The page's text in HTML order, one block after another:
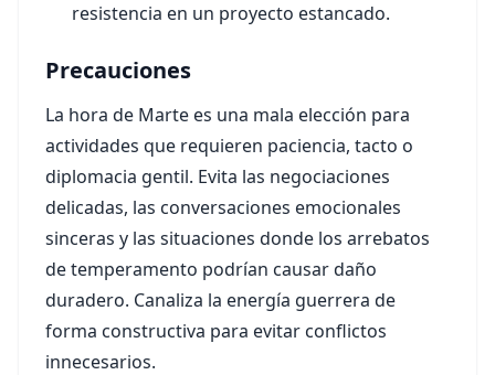
resistencia en un proyecto estancado.
Precauciones
La hora de Marte es una mala elección para
actividades que requieren paciencia, tacto o
diplomacia gentil. Evita las negociaciones
delicadas, las conversaciones emocionales
sinceras y las situaciones donde los arrebatos
de temperamento podrían causar daño
duradero. Canaliza la energía guerrera de
forma constructiva para evitar conflictos
innecesarios.